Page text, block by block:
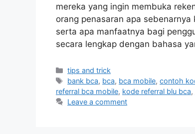
mereka yang ingin membuka
orang penasaran apa
serta apa manfaatnya bagi
secara lengkap dengan bahasa
Categories
tips and trick
Tags
bank bca, bca, bca mobile,contoh
referral bca mobile, kode referral blu bca,
Leave a comment